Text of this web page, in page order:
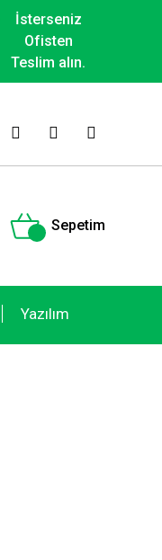
İsterseniz
Ofisten
Teslim alın.
Sepetim
Yazılım